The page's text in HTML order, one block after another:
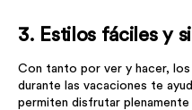
3. Estilos fáciles y
Con tanto por ver y hacer,
durante las vacaciones te
permiten disfrutar